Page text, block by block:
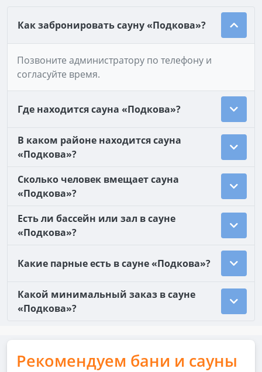
Как забронировать сауну «Подкова»?
Позвоните администратору по телефону и
согласуйте время.
Где находится сауна «Подкова»?
В каком районе находится сауна
«Подкова»?
Сколько человек вмещает сауна
«Подкова»?
Есть ли бассейн или зал в сауне
«Подкова»?
Какие парные есть в сауне «Подкова»?
Какой минимальный заказ в сауне
«Подкова»?
Рекомендуем бани и сауны